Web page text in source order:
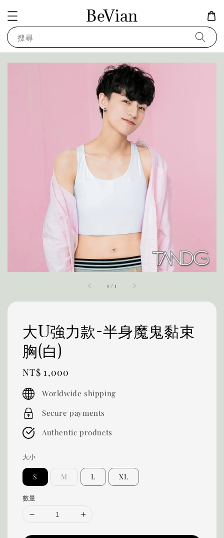
BeVian
搜尋
1 /1
大U強力款-半身魔鬼黏束
胸(白)
Regular
price
NT$ 1,000
Worldwide shipping
Secure payments
Authentic products
大小
S M L XL
數量